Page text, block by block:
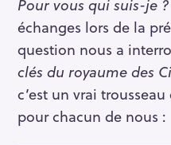
Pour vous qui suis-je ?
échanges lors de la
question nous a
clés du royaume des
c’est un vrai
pour chacun de nous :